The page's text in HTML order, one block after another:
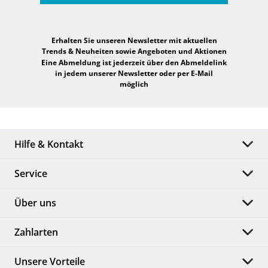
Erhalten Sie unseren Newsletter mit aktuellen
Trends & Neuheiten sowie Angeboten und Aktionen
Eine Abmeldung ist jederzeit über den Abmeldelink
in jedem unserer Newsletter oder per E-Mail
möglich
Hilfe & Kontakt
Service
Über uns
Zahlarten
Unsere Vorteile